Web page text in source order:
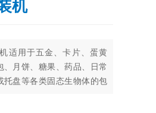
机
适用于五金、卡片、蛋黄
月饼、糖果、药品、日常
托盘等各类固态生物体的包